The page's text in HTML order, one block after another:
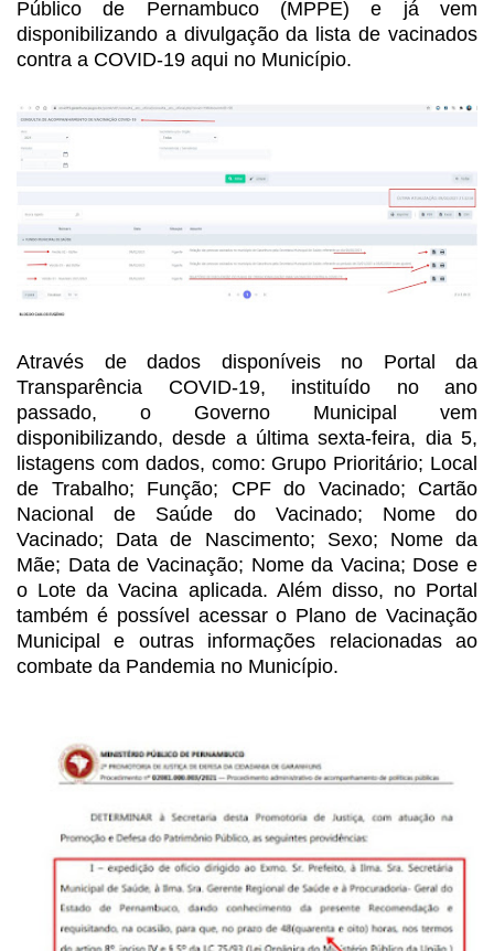
Público de Pernambuco(MPPE) e já vem
disponibilizando a divulgação da lista de vacinados
contra a COVID-19 aqui no Município.
Através de dados disponíveisno Portal da
Transparência COVID-19, instituído no ano
passado, o Governo Municipal vem
disponibilizando, desde a última sexta-feira, dia 5,
listagens com dados, como: Grupo Prioritário; Local
de Trabalho; Função; CPF do Vacinado; Cartão
Nacional de Saúde do Vacinado; Nome do
Vacinado; Data de Nascimento; Sexo; Nomeda
Mãe; Data de Vacinação; Nome da Vacina; Dose e
o Lote da Vacina aplicada. Além disso, no Portal
também é possível acessar o Plano de Vacinação
Municipal e outras informações relacionadas ao
combate da Pandemia no Município.